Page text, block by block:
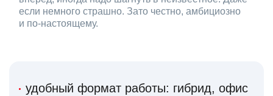
если немного страшно. Зато честно, амбициозно
и по‑настоящему.
удобный формат работы: гибрид, офис